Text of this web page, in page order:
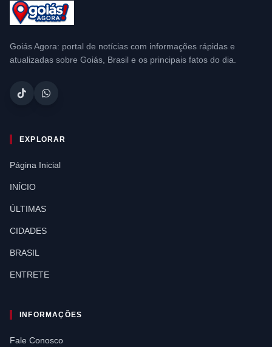
Goiás Agora: portal de notícias com informações rápidas e
atualizadas sobre Goiás, Brasil e os principais fatos do dia.
EXPLORAR
Página Inicial
INÍCIO
ÚLTIMAS
CIDADES
BRASIL
ENTRETE
INFORMAÇÕES
Fale Conosco